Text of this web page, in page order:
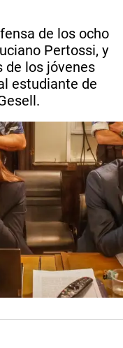
de los ocho
Pertossi, y
de los jóvenes
estudiante de